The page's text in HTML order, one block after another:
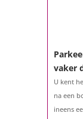
vaker
U kent
na een
ineens